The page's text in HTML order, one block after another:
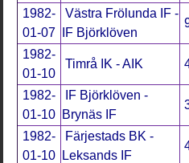
1982-
01-07
Västra Frölunda IF -
IF Björklöven
1982-
01-10
Timrå IK - AIK
1982-
01-10
IF Björklöven -
Brynäs IF
1982-
01-10
Färjestads BK -
Leksands IF